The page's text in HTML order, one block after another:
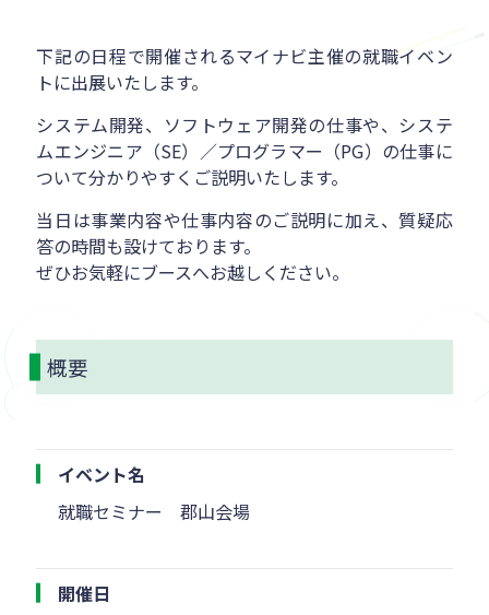
下記の日程で開催されるマイナビ主催の就職イベン
トに出展いたします。
システム開発、ソフトウェア開発の仕事や、システ
ムエンジニア（SE）／プログラマー（PG）の仕事に
ついて分かりやすくご説明いたします。
当日は事業内容や仕事内容のご説明に加え、質疑応
答の時間も設けております。
ぜひお気軽にブースへお越しください。
概要
イベント名
就職セミナー 郡山会場
開催日